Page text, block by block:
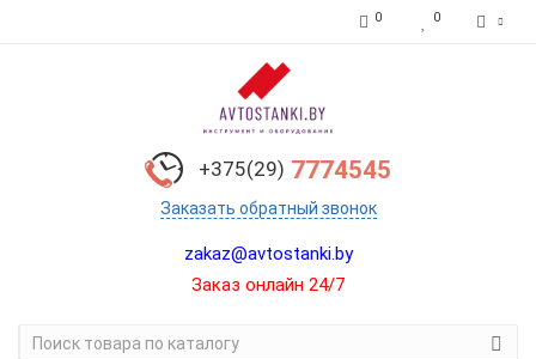
0 0
+375(29) 7774545
Заказать обратный звонок
zakaz@avtostanki.by
Заказ онлайн 24/7